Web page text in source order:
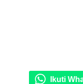
Ikuti